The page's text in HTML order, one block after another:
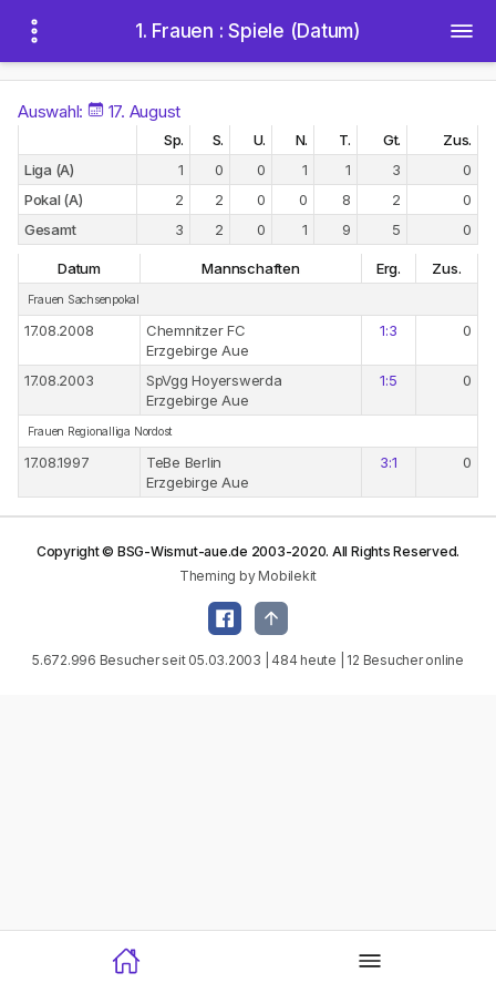
1. Frauen : Spiele (Datum)
Auswahl: 17. August
Sp. S. U. N. T. Gt.
Zus.
Liga (A)
1 0 0 1 1 3
0
Pokal (A)
2 2 0 0 8 2
0
Gesamt
3 2 0 1 9 5 0
Datum Mannschaften Erg. Zus.
Frauen Sachsenpokal
17.08.2008
Chemnitzer FC
Erzgebirge Aue
1:3 0
17.08.2003
SpVgg Hoyerswerda
Erzgebirge Aue
1:5 0
Frauen Regionalliga Nordost
17.08.1997
TeBe Berlin
Erzgebirge Aue
3:1 0
Copyright © BSG-Wismut-aue.de 2003-2020. All Rights Reserved.
Theming by Mobilekit
5.672.996 Besucher seit 05.03.2003 | 484 heute | 12 Besucher online